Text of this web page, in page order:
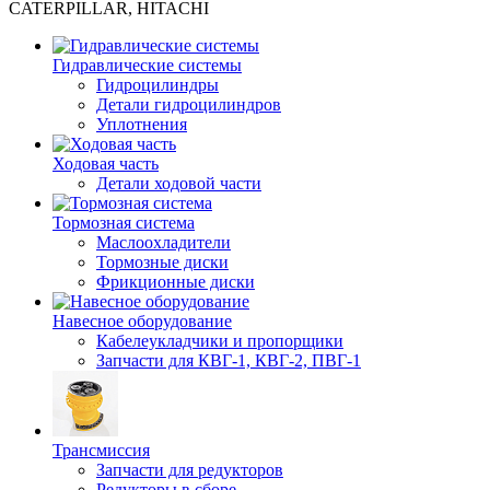
CATERPILLAR, HITACHI
Гидравлические системы
Гидроцилиндры
Детали гидроцилиндров
Уплотнения
Ходовая часть
Детали ходовой части
Тормозная система
Маслоохладители
Тормозные диски
Фрикционные диски
Навесное оборудование
Кабелеукладчики и пропорщики
Запчасти для КВГ-1, КВГ-2, ПВГ-1
Трансмиссия
Запчасти для редукторов